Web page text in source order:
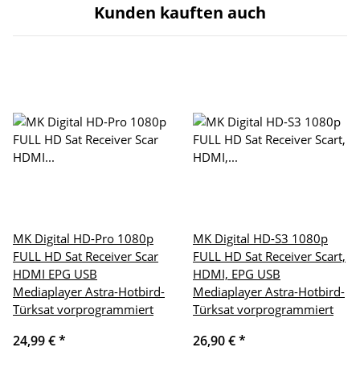
Kunden kauften auch
MK Digital HD-Pro 1080p
FULL HD Sat Receiver Scar
HDMI EPG USB
Mediaplayer Astra-Hotbird-
Türksat vorprogrammiert
24,99 €*
MK Digital HD-S3 1080p
FULL HD Sat Receiver Scart,
HDMI, EPG USB
Mediaplayer Astra-Hotbird-
Türksat vorprogrammiert
26,90 €*